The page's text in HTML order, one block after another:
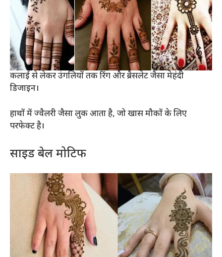
कलाई से लेकर उंगलियों तक रिंग और ब्रैसलेट जैसा मेहंदी
डिजाइन।
हाथों में ज्वैलरी जैसा लुक आता है, जो खास मौकों के लिए
परफेक्ट है।
साइड बेल मोटिफ